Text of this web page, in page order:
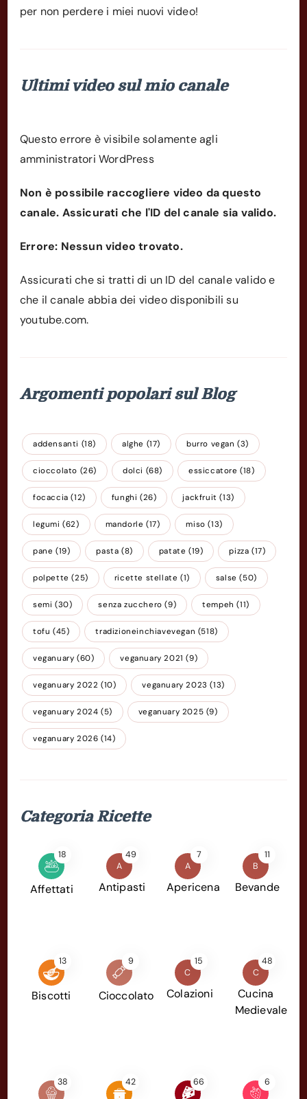
per non perdere i miei nuovi video!
Ultimi video sul mio canale
Questo errore è visibile solamente agli
amministratori WordPress
Non è possibile raccogliere video da questo
canale. Assicurati che l'ID del canale sia valido.
Errore: Nessun video trovato.
Assicurati che si tratti di un ID del canale valido e
che il canale abbia dei video disponibili su
youtube.com.
Argomenti popolari sul Blog
addensanti (18) alghe (17) burro vegan (3)
cioccolato (26) dolci (68) essiccatore (18)
focaccia (12) funghi (26) jackfruit (13)
legumi (62) mandorle (17) miso (13)
pane (19) pasta (8) patate (19) pizza (17)
polpette (25) ricette stellate (1) salse (50)
semi (30) senza zucchero (9) tempeh (11)
tofu (45) tradizioneinchiavevegan (518)
veganuary (60) veganuary 2021 (9)
veganuary 2022 (10) veganuary 2023 (13)
veganuary 2024 (5) veganuary 2025 (9)
veganuary 2026 (14)
Categoria Ricette
18
Affettati
A
49
Antipasti
A
7
Apericena
B
11
Bevande
13
Biscotti
9
Cioccolato
C
15
Colazioni
C
48
Cucina
Medievale
38 42 66 6